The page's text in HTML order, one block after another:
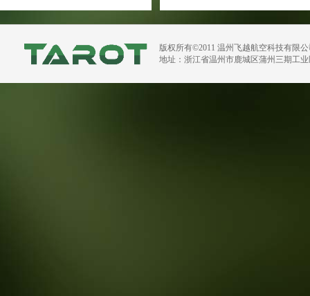
版权所有©2011 温州飞越航空科技有限
地址：浙江省温州市鹿城区蒲州三期工业